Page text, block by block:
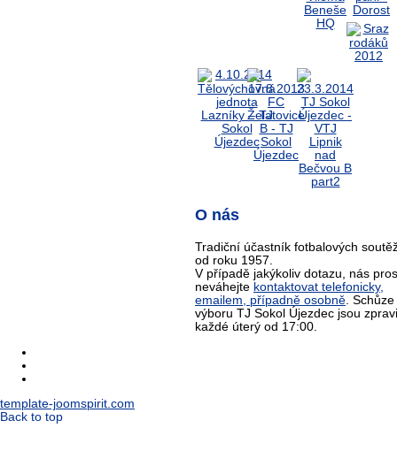
O nás
Tradiční účastník fotbalových
od roku 1957.
V případě jakýkoliv dotazu, nás
neváhejte kontaktovat telefonicky,
emailem, případně osobně. Schůze
výboru TJ Sokol Újezdec jsou
každé úterý od 17:00.
template-joomspirit.com
Back to top